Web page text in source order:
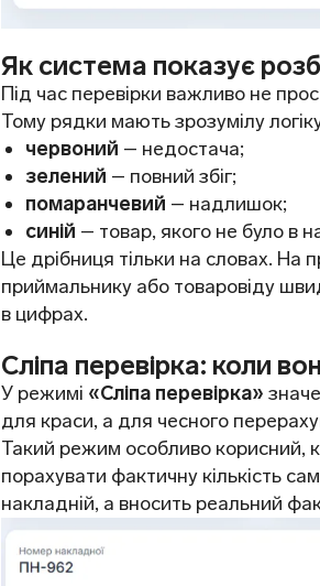
Як система показує
Під час перевірки важливо не
Тому рядки мають зрозумілу
червоний – недостача;
зелений – повний збіг;
помаранчевий – надлишок;
синій – товар, якого не було в
Це дрібниця тільки на словах. На
приймальнику або товаровіду
в цифрах.
Сліпа перевірка: коли
У режимі «Сліпа перевірка»
для краси, а для чесного
Такий режим особливо корисний,
порахувати фактичну кількість
накладній, а вносить реальний